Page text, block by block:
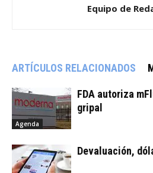
Equipo de
ARTÍCULOS RELACIONADOS
Agenda
FDA autoriza
gripal
Devaluación,